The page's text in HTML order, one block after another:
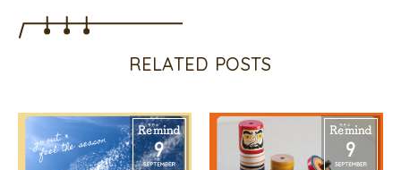
RELATED POSTS